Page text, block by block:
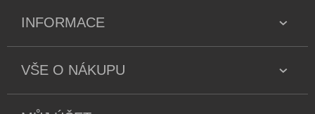
INFORMACE
VŠE O NÁKUPU